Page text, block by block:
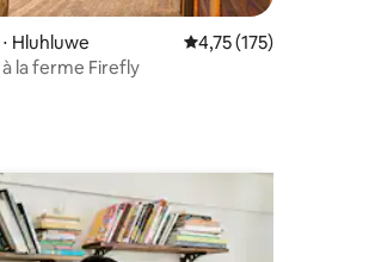
la base de 23 commentaires : 4,78 sur 5
Hluhluwe Évaluation moyenne
4,75 (175)
la ferme Firefly